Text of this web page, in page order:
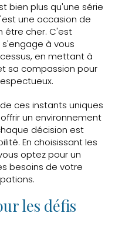
bien plus qu'une série
une occasion de
être cher. C'est
à vous
en mettant à
sa compassion pour
ces instants uniques
un environnement
décision est
En choisissant les
optez pour un
besoins de votre
les défis